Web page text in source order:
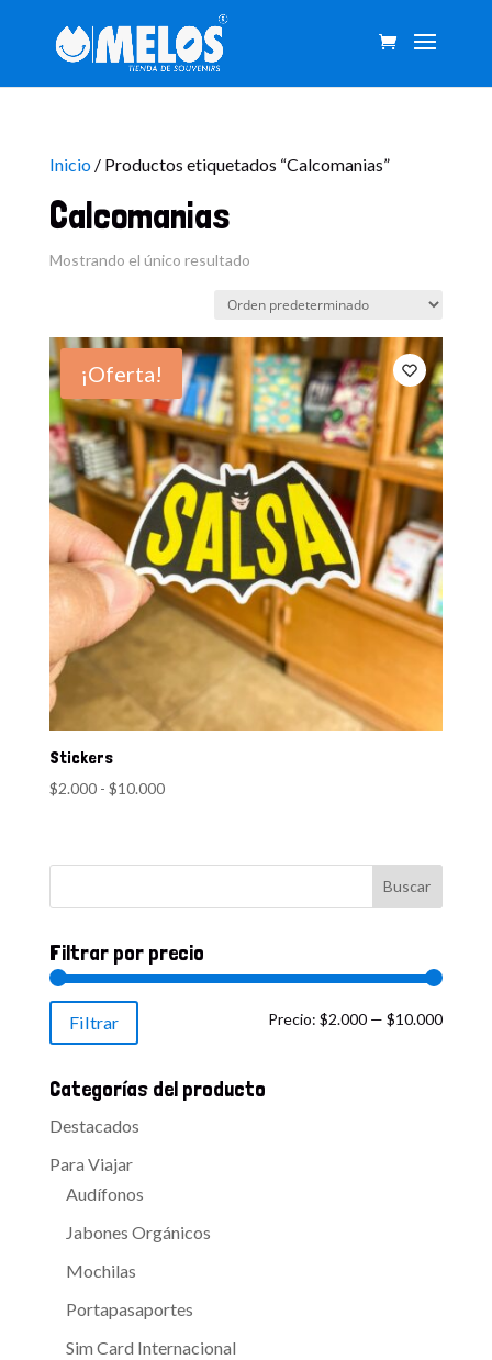
Inicio/ Productos etiquetados “Calcomanias”
Calcomanias
Mostrando el único resultado
¡Oferta!
Stickers
$2.000 - $10.000Rango
desde
hasta
Filtrar por precio
Precio
Precio
Filtrar Precio:$2.000 —$10.000
Categorías del producto
Destacados
Para Viajar
Audífonos
Jabones Orgánicos
Mochilas
Portapasaportes
Sim Card Internacional